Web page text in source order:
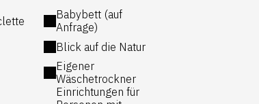
mit Zugang zur Terrasse und zum
Flammen-Elektroherd, einer Mikrowelle,
Babybett (auf
Anfrage)
Blick auf die Natur
Eigener
Wäschetrockner
Einrichtungen für